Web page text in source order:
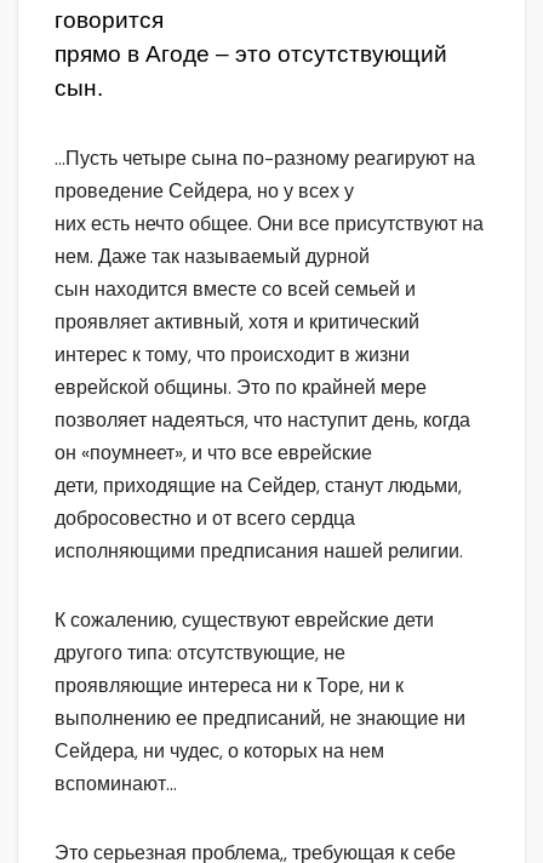
говорится
прямо в Агоде – это отсутствующий
сын.
…Пусть четыре сына по-разному реагируют на
проведение Сейдера, но у всех у
них есть нечто общее. Они все присутствуют на
нем. Даже так называемый дурной
сын находится вместе со всей семьей и
проявляет активный, хотя и критический
интерес к тому, что происходит в жизни
еврейской общины. Это по крайней мере
позволяет надеяться, что наступит день, когда
он «поумнеет», и что все еврейские
дети, приходящие на Сейдер, станут людьми,
добросовестно и от всего сердца
исполняющими предписания нашей религии.
К сожалению, существуют еврейские дети
другого типа: отсутствующие, не
проявляющие интереса ни к Торе, ни к
выполнению ее предписаний, не знающие ни
Сейдера, ни чудес, о которых на нем
вспоминают…
Это серьезная проблема,, требующая к себе